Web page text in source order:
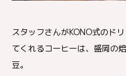
スタッフさんがKONO式のド
てくれるコーヒーは、盛岡
豆。